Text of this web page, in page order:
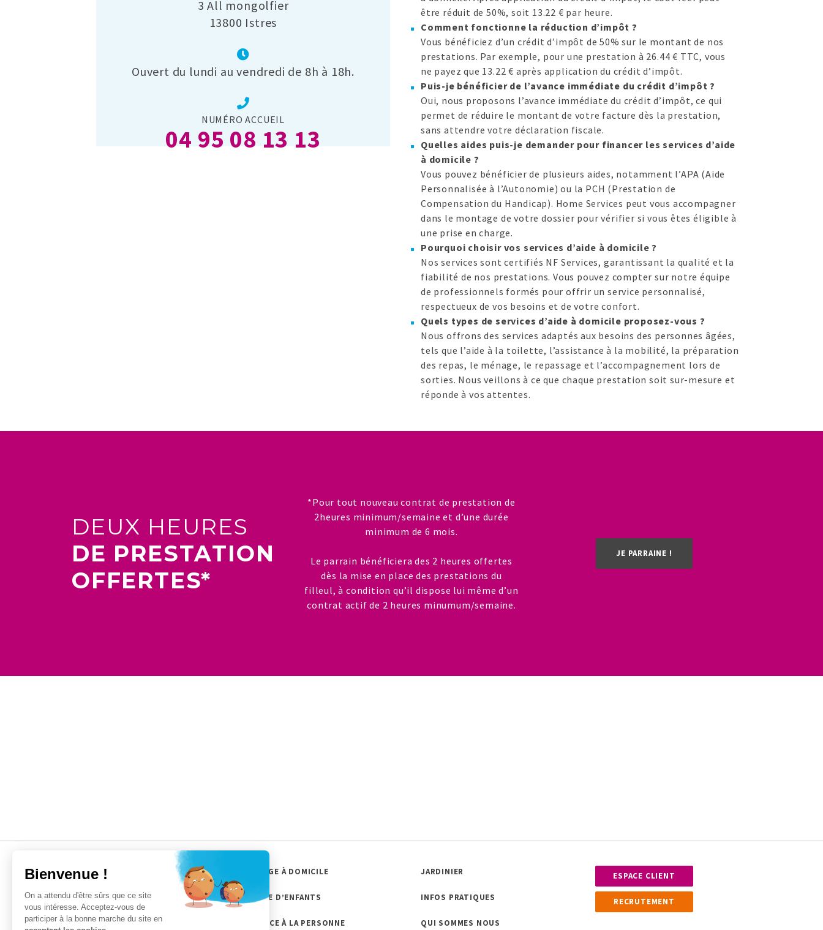
3 All mongolfier
13800 Istres
Ouvert du lundi au vendredi de 8h à 18h.
NUMÉRO ACCUEIL
04 95 08 13 13
être réduit de 50%, soit 13.22 € par heure.
Comment fonctionne la réduction d’impôt ?
Vous bénéficiez d’un crédit d’impôt de 50% sur le montant de nos
prestations. Par exemple, pour une prestation à 26.44 € TTC, vous
ne payez que 13.22 € après application du crédit d’impôt.
Puis-je bénéficier de l’avance immédiate du crédit d’impôt ?
Oui, nous proposons l’avance immédiate du crédit d’impôt, ce qui
permet de réduire le montant de votre facture dès la prestation,
sans attendre votre déclaration fiscale.
Quelles aides puis-je demander pour financer les services d’aide
à domicile ?
Vous pouvez bénéficier de plusieurs aides, notamment l’APA (Aide
Personnalisée à l’Autonomie) ou la PCH (Prestation de
Compensation du Handicap). Home Services peut vous accompagner
dans le montage de votre dossier pour vérifier si vous êtes éligible à
une prise en charge.
Pourquoi choisir vos services d’aide à domicile ?
Nos services sont certifiés NF Services, garantissant la qualité et la
fiabilité de nos prestations. Vous pouvez compter sur notre équipe
de professionnels formés pour offrir un service personnalisé,
respectueux de vos besoins et de votre confort.
Quels types de services d’aide à domicile proposez-vous ?
Nous offrons des services adaptés aux besoins des personnes âgées,
tels que l’aide à la toilette, l’assistance à la mobilité, la préparation
des repas, le ménage, le repassage et l’accompagnement lors de
sorties. Nous veillons à ce que chaque prestation soit sur-mesure et
réponde à vos attentes.
DEUX HEURES
DE PRESTATION
OFFERTES*
*Pour tout nouveau contrat de prestation de
2heures minimum/semaine et d’une durée
minimum de 6 mois.
Le parrain bénéficiera des 2 heures offertes
dès la mise en place des prestations du
filleul, à condition qu’il dispose lui même d’un
contrat actif de 2 heures minumum/semaine.
JE PARRAINE !
04 95 08 13 13
MÉNAGE À DOMICILE
GARDE D’ENFANTS
SERVICE À LA PERSONNE
JARDINIER
INFOS PRATIQUES
QUI SOMMES NOUS
ESPACE CLIENT
RECRUTEMENT